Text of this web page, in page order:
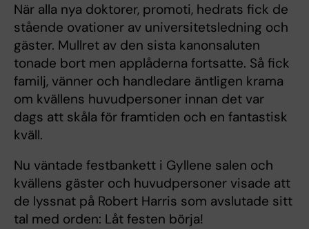
När alla nya doktorer, promoti, hedrats fick de
stående ovationer av universitetsledning och
gäster. Mullret av den sista kanonsaluten
tonade bort men applåderna fortsatte. Så fick
familj, vänner och handledare äntligen krama
om kvällens huvudpersoner innan det var
dags att skåla för framtiden och en fantastisk
kväll.
Nu väntade festbankett i Gyllene salen och
kvällens gäster och huvudpersoner visade att
de lyssnat på Robert Harris som avslutade sitt
tal med orden: Låt festen börja!